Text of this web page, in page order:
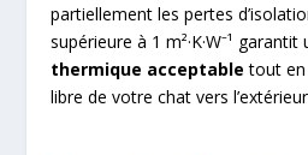
partiellement les pertes
supérieure à 1 m²·K·W⁻¹ garantit
thermique acceptable tout en
libre de votre chat vers